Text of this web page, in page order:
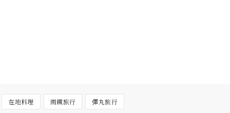
在地料理 兩鐵旅行 彈丸旅行